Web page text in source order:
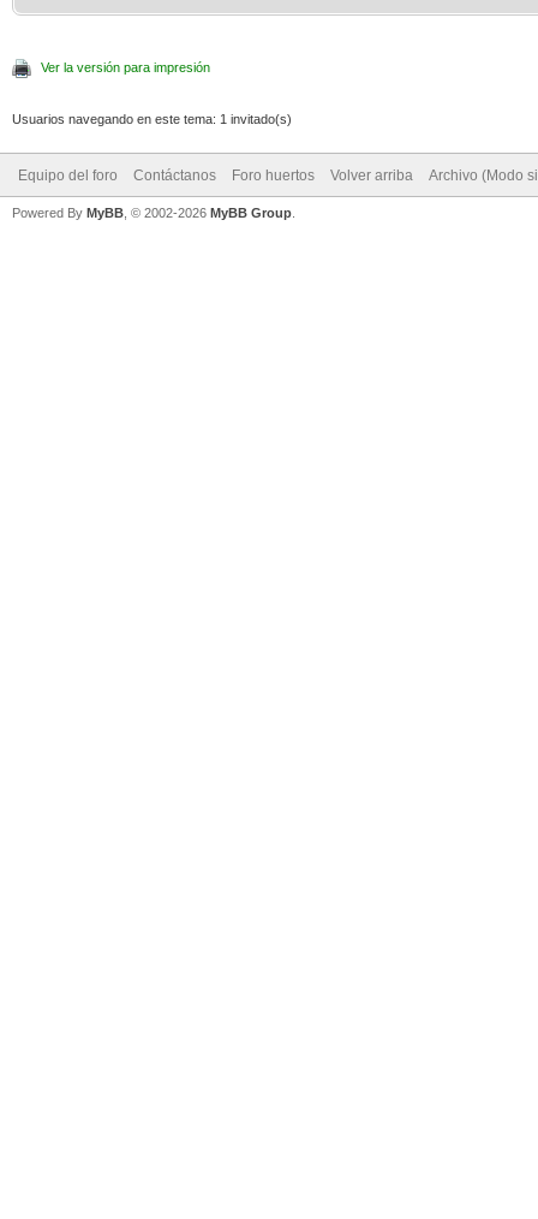
Ver la versión para impresión
Usuarios navegando en este tema: 1 invitado(s)
Equipo del foro Contáctanos Foro huertos Volver arriba Archivo (Modo
Powered By MyBB , © 2002-2026 MyBB Group